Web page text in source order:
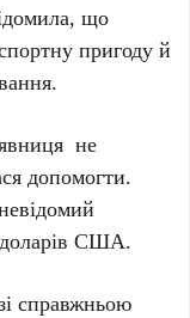
що
пригоду й
не
допомогти.
доларів США.
справжньою